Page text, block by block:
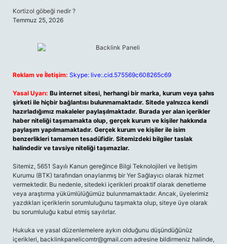
Kortizol göbeği nedir ?
Temmuz 25, 2026
Reklam ve İletişim: Skype: live:.cid.575569c608265c69
Yasal Uyarı: Bu internet sitesi, herhangi bir marka, kurum veya şahıs
şirketi ile hiçbir bağlantısı bulunmamaktadır. Sitede yalnızca kendi
hazırladığımız makaleler paylaşılmaktadır. Burada yer alan içerikler
haber niteliği taşımamakta olup, gerçek kurum ve kişiler hakkında
paylaşım yapılmamaktadır. Gerçek kurum ve kişiler ile isim
benzerlikleri tamamen tesadüfidir. Sitemizdeki bilgiler taslak
halindedir ve tavsiye niteliği taşımazlar.
Sitemiz, 5651 Sayılı Kanun gereğince Bilgi Teknolojileri ve İletişim
Kurumu (BTK) tarafından onaylanmış bir Yer Sağlayıcı olarak hizmet
vermektedir. Bu nedenle, sitedeki içerikleri proaktif olarak denetleme
veya araştırma yükümlülüğümüz bulunmamaktadır. Ancak, üyelerimiz
yazdıkları içeriklerin sorumluluğunu taşımakta olup, siteye üye olarak
bu sorumluluğu kabul etmiş sayılırlar.
Hukuka ve yasal düzenlemelere aykırı olduğunu düşündüğünüz
içerikleri, backlinkpanelicomtr@gmail.com adresine bildirmeniz halinde,